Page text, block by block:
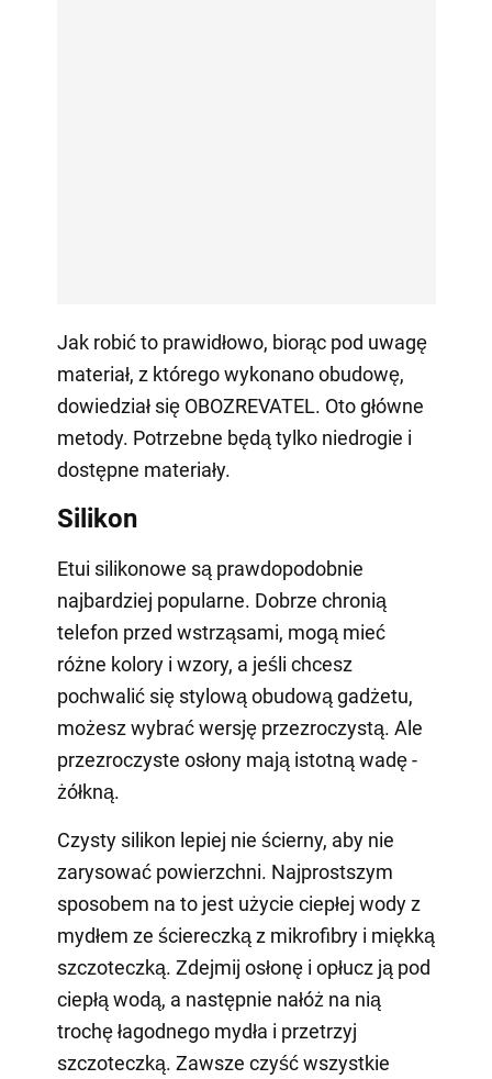
Jak robić to prawidłowo, biorąc pod uwagę
materiał, z którego wykonano obudowę,
dowiedział się OBOZREVATEL. Oto główne
metody. Potrzebne będą tylko niedrogie i
dostępne materiały.
Silikon
Etui silikonowe są prawdopodobnie
najbardziej popularne. Dobrze chronią
telefon przed wstrząsami, mogą mieć
różne kolory i wzory, a jeśli chcesz
pochwalić się stylową obudową gadżetu,
możesz wybrać wersję przezroczystą. Ale
przezroczyste osłony mają istotną wadę -
żółkną.
Czysty silikon lepiej nie ścierny, aby nie
zarysować powierzchni. Najprostszym
sposobem na to jest użycie ciepłej wody z
mydłem ze ściereczką z mikrofibry i miękką
szczoteczką. Zdejmij osłonę i opłucz ją pod
ciepłą wodą, a następnie nałóż na nią
trochę łagodnego mydła i przetrzyj
szczoteczką. Zawsze czyść wszystkie